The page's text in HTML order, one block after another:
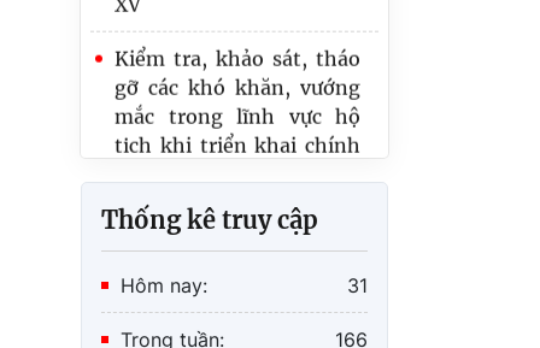
gỡ các khó khăn, vướng
mắc trong lĩnh vực hộ
tịch khi triển khai chính
quyền địa phương 02 cấp
và thực hiện Đề án 06 của
Chính phủ
Hội nghị tập huấn các
ngoài tại Việt Nam, năm
2024
Thống kê truy cập
Hôm nay: 31
Trong tuần: 166